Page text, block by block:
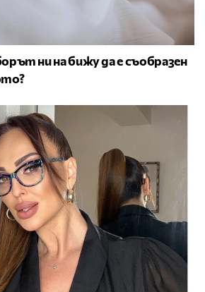
ни на бижу да е съобразен